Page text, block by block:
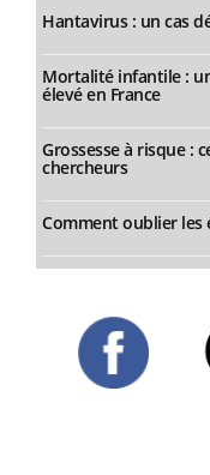
Hantavirus : un cas
Mortalité infantile :
élevé en France
Grossesse à risque :
chercheurs
Comment oublier les